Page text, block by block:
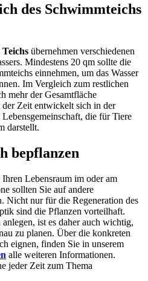
des Schwimmteichs
Teichs übernehmen verschiedenen
Mindestens 20 qm sollte die
einnehmen, um das Wasser
Im Vergleich zum restlichen
mehr der Gesamtfläche
Zeit entwickelt sich in der
die für Tiere
darstellt.
bepflanzen
Lebensraum im oder am
sollten Sie auf andere
Nicht nur für die Regeneration des
sind die Pflanzen vorteilhaft.
ist es daher auch wichtig,
zu planen. Über die konkreten
eignen, finden Sie in unserem
alle weiteren Informationen.
jeder Zeit zum Thema